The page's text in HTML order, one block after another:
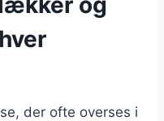
der ofte overses i